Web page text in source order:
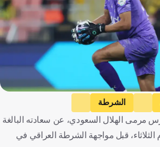
الشرطة
بونو
المملكة العربية السعودية
مرمى الهلال السعودي، عن سعادته البالغة
الثلاثاء، قبل مواجهة الشرطة العراقي في